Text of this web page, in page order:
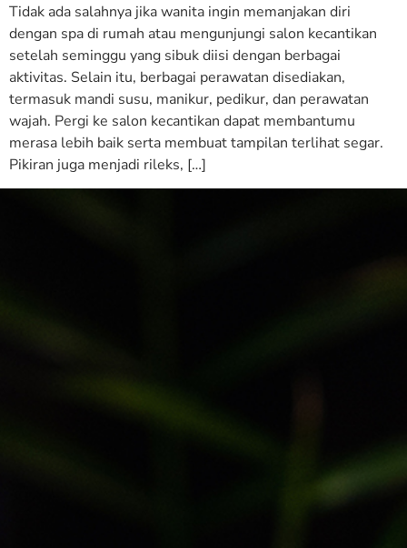
Tidak ada salahnya jika wanita ingin memanjakan diri
dengan spa di rumah atau mengunjungi salon kecantikan
setelah seminggu yang sibuk diisi dengan berbagai
aktivitas. Selain itu, berbagai perawatan disediakan,
termasuk mandi susu, manikur, pedikur, dan perawatan
wajah. Pergi ke salon kecantikan dapat membantumu
merasa lebih baik serta membuat tampilan terlihat segar.
Pikiran juga menjadi rileks, […]